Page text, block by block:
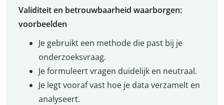
Validiteit en betrouwbaarheid waarborgen:
voorbeelden
Je gebruikt een methode die past bij je
onderzoeksvraag.
Je formuleert vragen duidelijk en neutraal.
Je legt vooraf vast hoe je data verzamelt en
analyseert.